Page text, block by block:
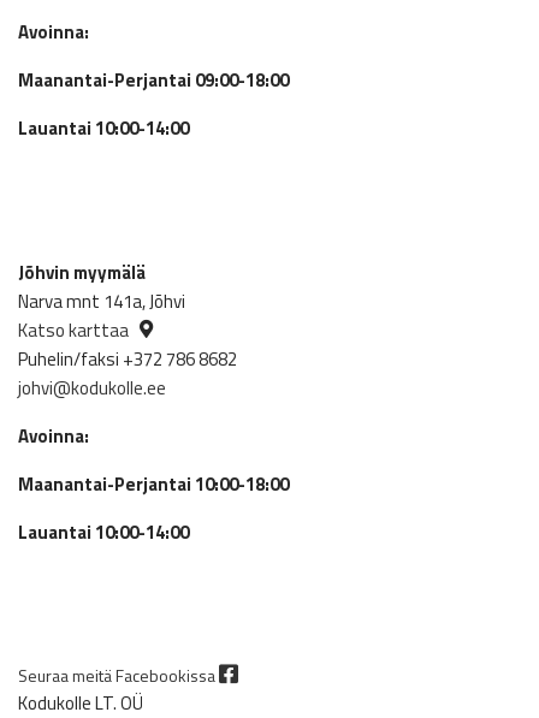
Avoinna:
Maanantai-Perjantai 09:00-18:00
Lauantai 10:00-14:00
Jõhvin myymälä
Narva mnt 141a, Jõhvi
Katso karttaa
Puhelin/faksi +372 786 8682
johvi@kodukolle.ee
Avoinna:
Maanantai-Perjantai 10:00-18:00
Lauantai 10:00-14:00
Seuraa meitä Facebookissa
Kodukolle LT. OÜ